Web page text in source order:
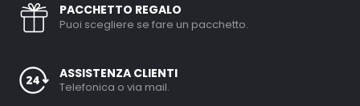
PACCHETTO REGALO
Puoi scegliere se fare un pacchetto.
ASSISTENZA CLIENTI
Telefonica o via mail.